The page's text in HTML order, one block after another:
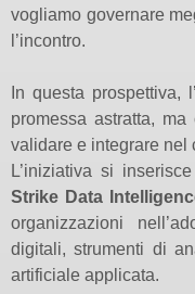
vogliamo governare
l’incontro.
In questa prospettiva,
promessa astratta,
validare e integrare nel
L’iniziativa si
Strike Data
organizzazioni
digitali, strumenti di
artificiale applicata.